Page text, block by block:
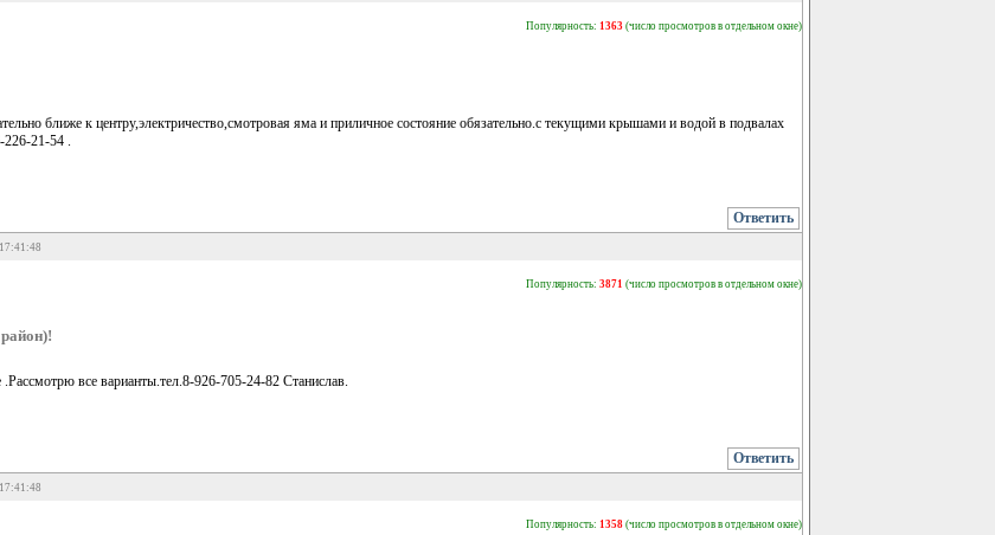
Популярность: 1363 (число просмотров в отдельном окне)
ближе к центру,электричество,смотровая яма и приличное состояние обязательно.с текущими крышами и водой в подвалах
21-54 .
Ответить
Популярность: 3871 (число просмотров в отдельном окне)
все варианты.тел.8-926-705-24-82 Станислав.
Ответить
Популярность: 1358 (число просмотров в отдельном окне)